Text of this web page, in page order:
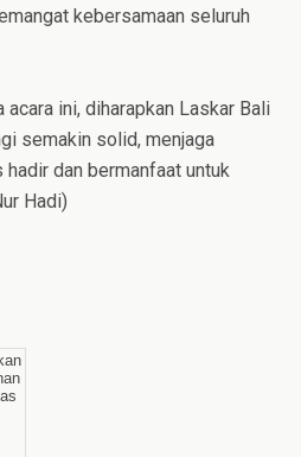
kebersamaan seluruh
ini, diharapkan Laskar Bali
semakin solid, menjaga
dan bermanfaat untuk
Hadi)